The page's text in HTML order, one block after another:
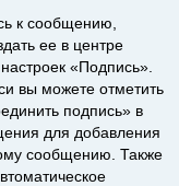
к сообщению,
ее в центре
«Подпись».
вы можете отметить
подпись» в
для добавления
сообщению. Также